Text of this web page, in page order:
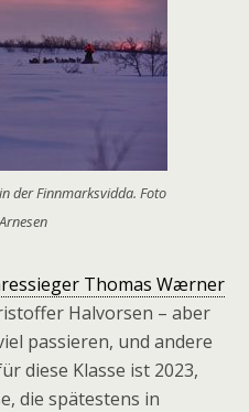
der Finnmarksvidda. Foto
Thomas Wærner
Halvorsen – aber
passieren, und andere
diese Klasse ist 2023,
die spätestens in